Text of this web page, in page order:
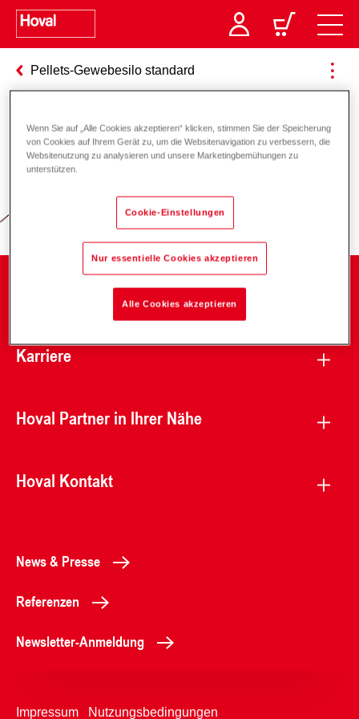
Pellets-Gewebesilo standard
Verantwortung für Energie und
Karriere
Hoval Partner in Ihrer Nähe
Hoval Kontakt
News & Presse
Referenzen
Newsletter-Anmeldung
Impressum Nutzungsbedingungen
Wenn Sie auf „Alle Cookies akzeptieren“ klicken, stimmen Sie der Speicherung
von Cookies auf Ihrem Gerät zu, um die Websitenavigation zu verbessern, die
Websitenutzung zu analysieren und unsere Marketingbemühungen zu
unterstützen.
Cookie-Einstellungen
Nur essentielle Cookies akzeptieren
Alle Cookies akzeptieren